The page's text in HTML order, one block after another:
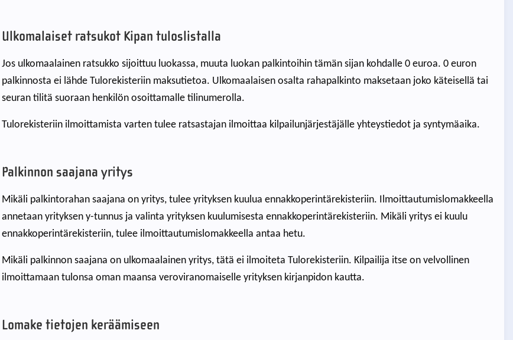
Ulkomalaiset ratsukot Kipan tuloslistalla
Jos ulkomaalainen ratsukko sijoittuu luokassa, muuta luokan palkintoihin tämän sijan kohdalle 0 euroa. 0 euron
palkinnosta ei lähde Tulorekisteriin maksutietoa. Ulkomaalaisen osalta rahapalkinto maksetaan joko käteisellä tai
seuran tilitä suoraan henkilön osoittamalle tilinumerolla.
Tulorekisteriin ilmoittamista varten tulee ratsastajan ilmoittaa kilpailunjärjestäjälle yhteystiedot ja syntymäaika.
Palkinnon saajana yritys
Mikäli palkintorahan saajana on yritys, tulee yrityksen kuulua ennakkoperintärekisteriin. Ilmoittautumislomakkeella
annetaan yrityksen y-tunnus ja valinta yrityksen kuulumisesta ennakkoperintärekisteriin. Mikäli yritys ei kuulu
ennakkoperintärekisteriin, tulee ilmoittautumislomakkeella antaa hetu.
Mikäli palkinnon saajana on ulkomaalainen yritys, tätä ei ilmoiteta Tulorekisteriin. Kilpailija itse on velvollinen
ilmoittamaan tulonsa oman maansa veroviranomaiselle yrityksen kirjanpidon kautta.
Lomake tietojen keräämiseen